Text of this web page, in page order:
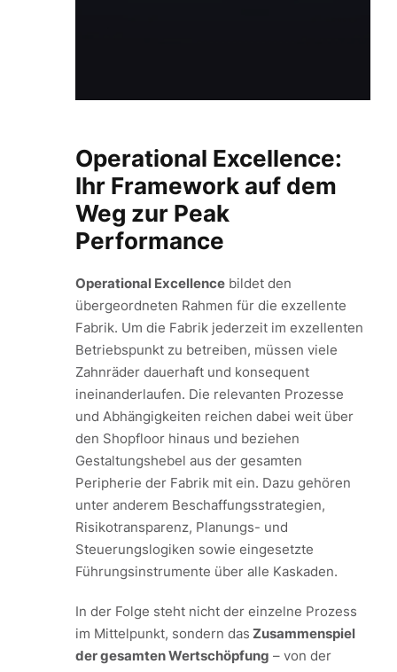
Operational Excellence:
Ihr Framework auf dem
Weg zur Peak
Performance
Operational Excellence bildet den
übergeordneten Rahmen für die exzellente
Fabrik. Um die Fabrik jederzeit im exzellenten
Betriebspunkt zu betreiben, müssen viele
Zahnräder dauerhaft und konsequent
ineinanderlaufen. Die relevanten Prozesse
und Abhängigkeiten reichen dabei weit über
den Shopfloor hinaus und beziehen
Gestaltungshebel aus der gesamten
Peripherie der Fabrik mit ein. Dazu gehören
unter anderem Beschaffungsstrategien,
Risikotransparenz, Planungs- und
Steuerungslogiken sowie eingesetzte
Führungsinstrumente über alle Kaskaden.
In der Folge steht nicht der einzelne Prozess
im Mittelpunkt, sondern das Zusammenspiel
der gesamten Wertschöpfung – von der